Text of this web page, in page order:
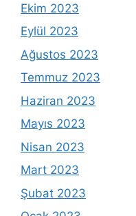
Ekim 2023
Eylül 2023
Ağustos 2023
Temmuz 2023
Haziran 2023
Mayıs 2023
Nisan 2023
Mart 2023
Şubat 2023